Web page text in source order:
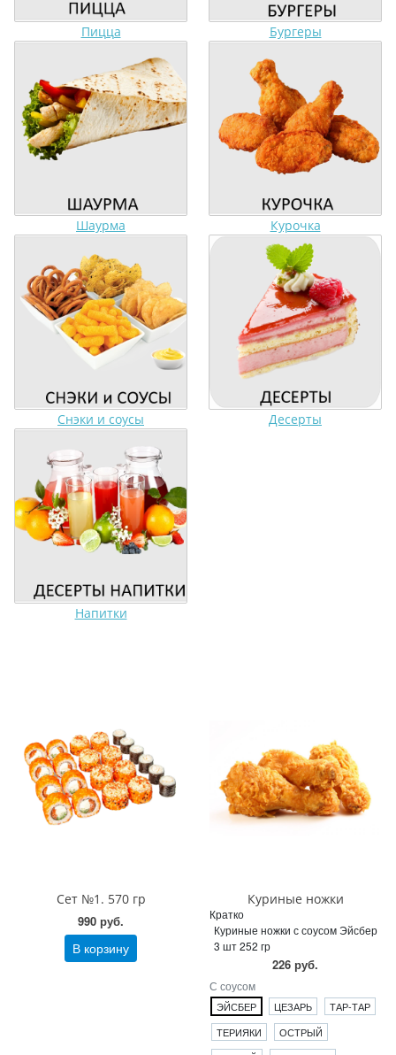
Пицца Бургеры
Шаурма Курочка
Снэки и соусы Десерты
Напитки
Сет №1. 570 гр
990 руб.
В корзину
Куриные ножки
Кратко
Куриные ножки с соусом Эйсбер
3 шт 252 гр
226 руб.
С соусом
ЭЙСБЕР ЦЕЗАРЬ
ТАР-ТАР
ТЕРИЯКИ
ОСТРЫЙ